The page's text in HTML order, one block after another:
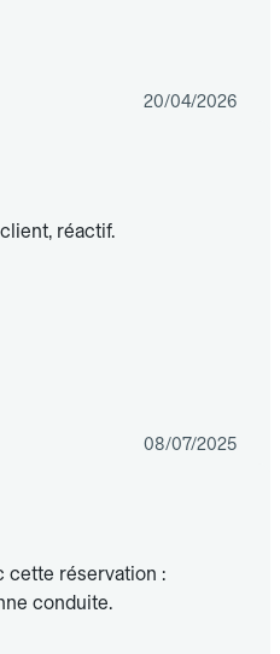
20/04/2026
réactif.
08/07/2025
cette réservation :
conduite.